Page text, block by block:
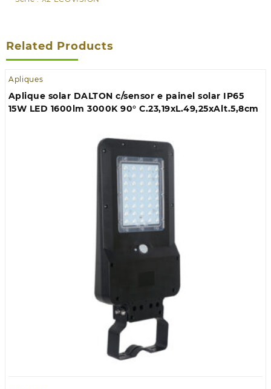
Related Products
Apliques
Aplique solar DALTON c/sensor e painel solar IP65
15W LED 1600lm 3000K 90° C.23,19xL.49,25xAlt.5,8cm